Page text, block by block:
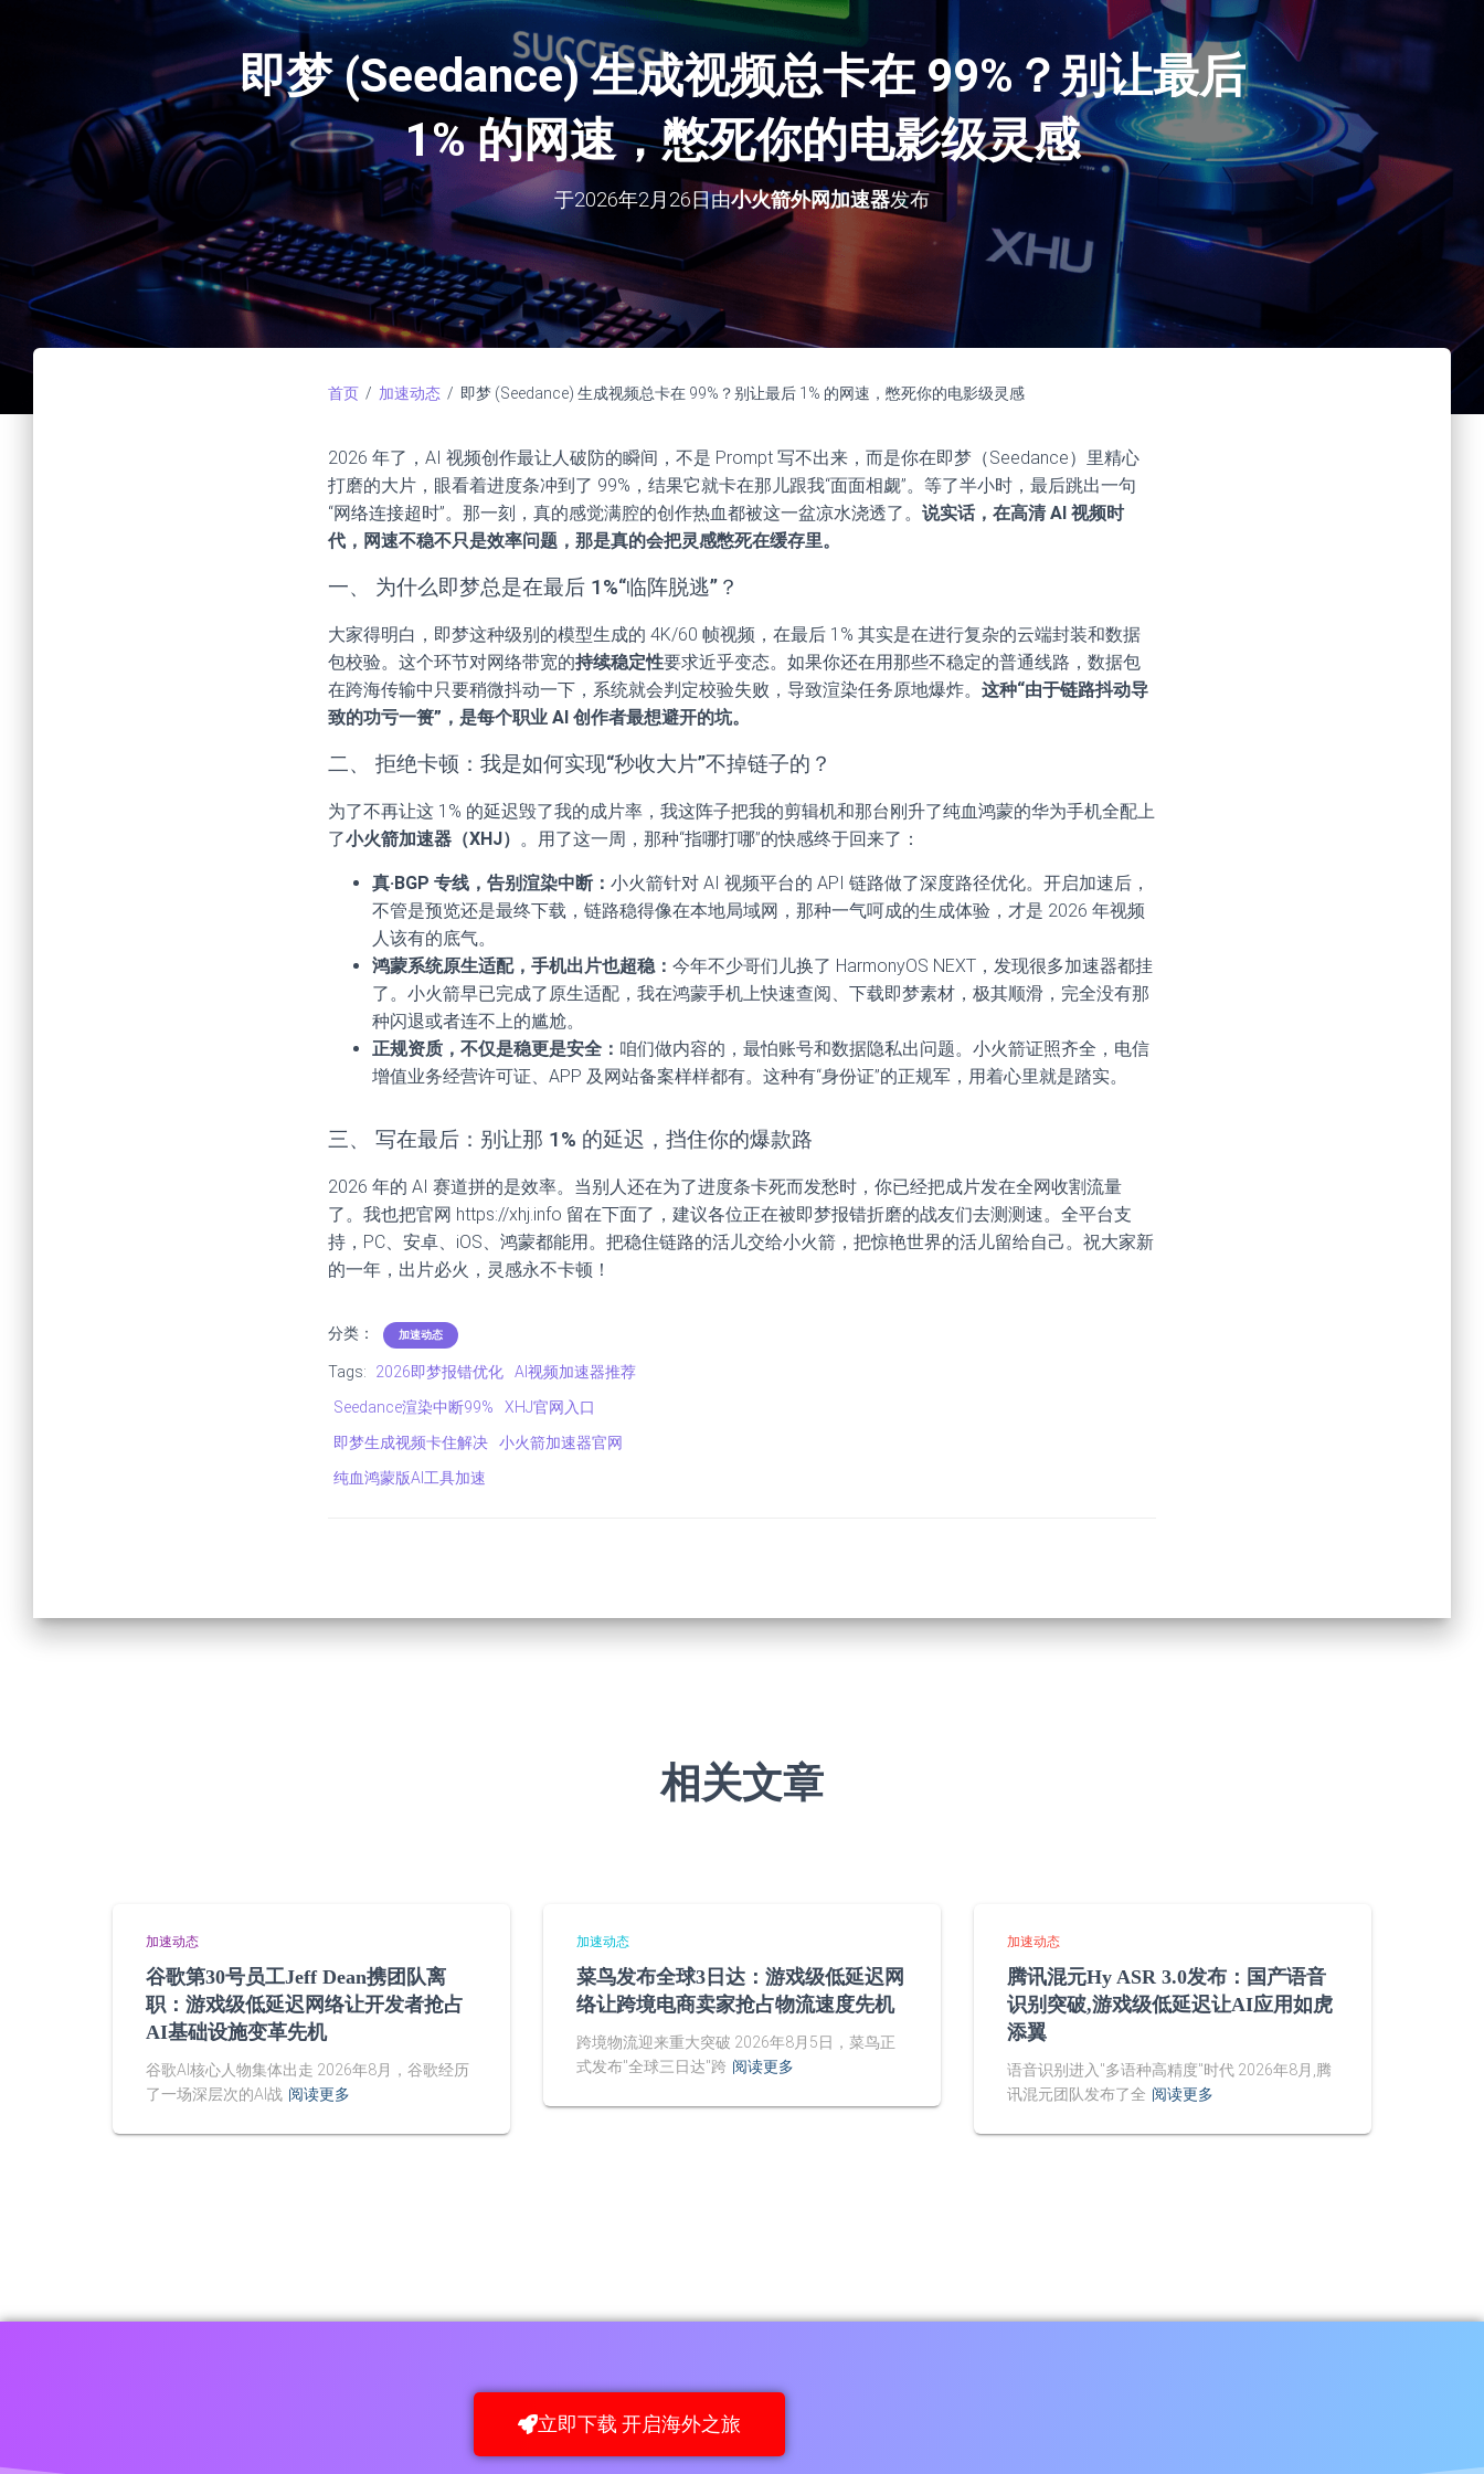
即梦 (Seedance) 生成视频总卡在 99%？别让最后
1% 的网速，憋死你的电影级灵感
于2026年2月26日由小火箭外网加速器发布
首页 / 加速动态 / 即梦 (Seedance) 生成视频总卡在 99%？别让最后 1% 的网速，憋死你的电影级灵感
2026 年了，AI 视频创作最让人破防的瞬间，不是 Prompt 写不出来，而是你在即梦（Seedance）里精心
打磨的大片，眼看着进度条冲到了 99%，结果它就卡在那儿跟我“面面相觑”。等了半小时，最后跳出一句
“网络连接超时”。那一刻，真的感觉满腔的创作热血都被这一盆凉水浇透了。 说实话，在高清 AI 视频时
代，网速不稳不只是效率问题，那是真的会把灵感憋死在缓存里。
一、 为什么即梦总是在最后 1%“临阵脱逃”？
大家得明白，即梦这种级别的模型生成的 4K/60 帧视频，在最后 1% 其实是在进行复杂的云端封装和数据
包校验。这个环节对网络带宽的持续稳定性要求近乎变态。如果你还在用那些不稳定的普通线路，数据包
在跨海传输中只要稍微抖动一下，系统就会判定校验失败，导致渲染任务原地爆炸。 这种“由于链路抖动导
致的功亏一篑”，是每个职业 AI 创作者最想避开的坑。
二、 拒绝卡顿：我是如何实现“秒收大片”不掉链子的？
为了不再让这 1% 的延迟毁了我的成片率，我这阵子把我的剪辑机和那台刚升了纯血鸿蒙的华为手机全配上
了小火箭加速器（XHJ） 。用了这一周，那种“指哪打哪”的快感终于回来了：
真·BGP 专线，告别渲染中断： 小火箭针对 AI 视频平台的 API 链路做了深度路径优化。开启加速后，
不管是预览还是最终下载，链路稳得像在本地局域网，那种一气呵成的生成体验，才是 2026 年视频
人该有的底气。
鸿蒙系统原生适配，手机出片也超稳： 今年不少哥们儿换了 HarmonyOS NEXT，发现很多加速器都挂
了。小火箭早已完成了原生适配，我在鸿蒙手机上快速查阅、下载即梦素材，极其顺滑，完全没有那
种闪退或者连不上的尴尬。
正规资质，不仅是稳更是安全： 咱们做内容的，最怕账号和数据隐私出问题。小火箭证照齐全，电信
增值业务经营许可证、APP 及网站备案样样都有。这种有“身份证”的正规军，用着心里就是踏实。
三、 写在最后：别让那 1% 的延迟，挡住你的爆款路
2026 年的 AI 赛道拼的是效率。当别人还在为了进度条卡死而发愁时，你已经把成片发在全网收割流量
了。我也把官网 https://xhj.info 留在下面了，建议各位正在被即梦报错折磨的战友们去测测速。全平台支
持，PC、安卓、iOS、鸿蒙都能用。把稳住链路的活儿交给小火箭，把惊艳世界的活儿留给自己。祝大家新
的一年，出片必火，灵感永不卡顿！
分类： 加速动态
Tags: 2026即梦报错优化
AI视频加速器推荐
Seedance渲染中断99%
XHJ官网入口
即梦生成视频卡住解决
小火箭加速器官网
纯血鸿蒙版AI工具加速
相关文章
加速动态
谷歌第30号员工Jeff Dean携团队离
职：游戏级低延迟网络让开发者抢占
AI基础设施变革先机
谷歌AI核心人物集体出走 2026年8月，谷歌经历
了一场深层次的AI战 阅读更多
加速动态
菜鸟发布全球3日达：游戏级低延迟网
络让跨境电商卖家抢占物流速度先机
跨境物流迎来重大突破 2026年8月5日，菜鸟正
式发布"全球三日达"跨 阅读更多
加速动态
腾讯混元Hy ASR 3.0发布：国产语音
识别突破,游戏级低延迟让AI应用如虎
添翼
语音识别进入"多语种高精度"时代 2026年8月,腾
讯混元团队发布了全 阅读更多
立即下载 开启海外之旅